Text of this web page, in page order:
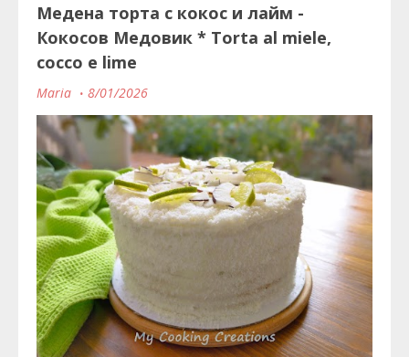
Медена торта с кокос и лайм -
Кокосов Медовик * Torta al miele,
cocco e lime
Maria 8/01/2026